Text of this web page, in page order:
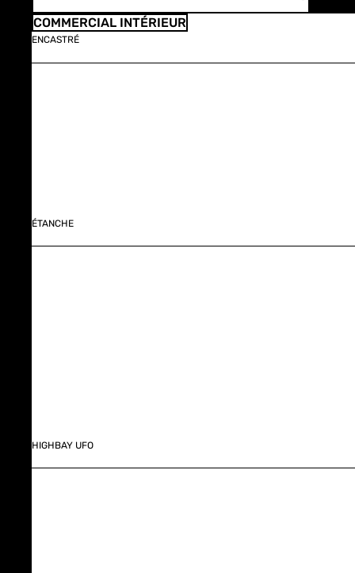
COMMERCIAL INTÉRIEUR
ENCASTRÉ
ÉTANCHE
HIGHBAY UFO